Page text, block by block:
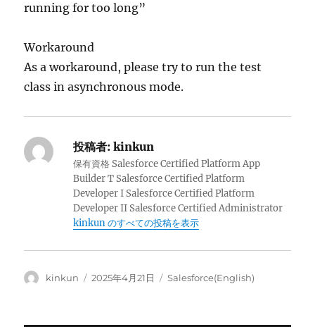
running for too long”
Workaround
As a workaround, please try to run the test
class in asynchronous mode.
投稿者: kinkun
保有資格 Salesforce Certified Platform App
Builder T Salesforce Certified Platform
Developer I Salesforce Certified Platform
Developer II Salesforce Certified Administrator
kinkun のすべての投稿を表示
投
kinkun
投
2025年4月21日
カ
Salesforce(English)